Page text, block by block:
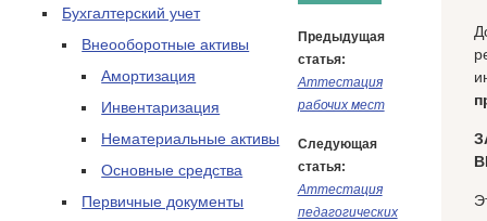
Бухгалтерский учет
Внеооборотные активы
Амортизация
Инвентаризация
Нематериальные активы
Основные средства
Первичные документы
Предыдущая
статья:
Аттестация
рабочих мест
Следующая
статья:
Аттестация
педагогических